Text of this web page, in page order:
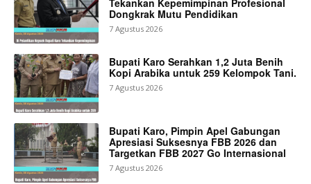
Tekankan Kepemimpinan Profesional
Dongkrak Mutu Pendidikan
7 Agustus 2026
Bupati Karo Serahkan 1,2 Juta Benih
Kopi Arabika untuk 259 Kelompok Tani.
7 Agustus 2026
Bupati Karo, Pimpin Apel Gabungan
Apresiasi Suksesnya FBB 2026 dan
Targetkan FBB 2027 Go Internasional
7 Agustus 2026